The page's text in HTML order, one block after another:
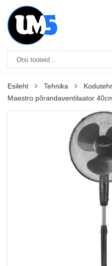
Esileht Tehnika
Maestro põrandaventilaator